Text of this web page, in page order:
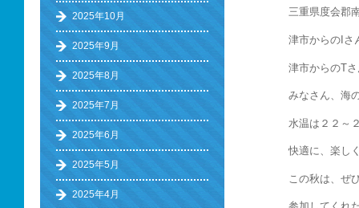
三重県度会郡
津市からのIさ
津市からのT
みなさん、海
水温は２２～
快適に、楽し
この秋は、ぜ
2025年10月
2025年9月
2025年8月
2025年7月
2025年6月
2025年5月
2025年4月